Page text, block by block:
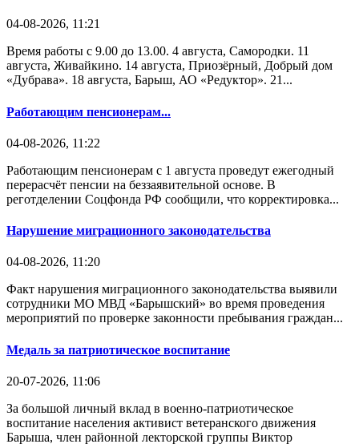
04-08-2026, 11:21
Время работы с 9.00 до 13.00. 4 августа, Самородки. 11
августа, Живайкино. 14 августа, Приозёрный, Добрый дом
«Дубрава». 18 августа, Барыш, АО «Редуктор». 21...
Работающим пенсионерам...
04-08-2026, 11:22
Работающим пенсионерам с 1 августа проведут ежегодный
перерасчёт пенсии на беззаявительной основе. В
реготделении Соцфонда РФ сообщили, что корректировка...
Нарушение миграционного законодательства
04-08-2026, 11:20
Факт нарушения миграционного законодательства выявили
сотрудники МО МВД «Барышский» во время проведения
мероприятий по проверке законности пребывания граждан...
Медаль за патриотическое воспитание
20-07-2026, 11:06
За большой личный вклад в военно-патриотическое
воспитание населения активист ветеранского движения
Барыша, член районной лекторской группы Виктор